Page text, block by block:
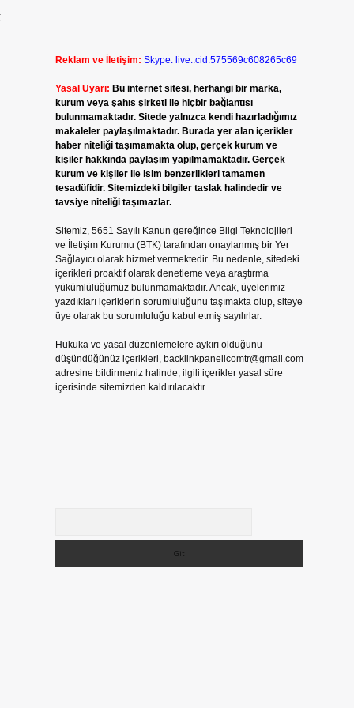
Reklam ve İletişim: Skype: live:.cid.575569c608265c69
Yasal Uyarı: Bu internet sitesi, herhangi bir marka,
kurum veya şahıs şirketi ile hiçbir bağlantısı
bulunmamaktadır. Sitede yalnızca kendi hazırladığımız
makaleler paylaşılmaktadır. Burada yer alan içerikler
haber niteliği taşımamakta olup, gerçek kurum ve
kişiler hakkında paylaşım yapılmamaktadır. Gerçek
kurum ve kişiler ile isim benzerlikleri tamamen
tesadüfidir. Sitemizdeki bilgiler taslak halindedir ve
tavsiye niteliği taşımazlar.
Sitemiz, 5651 Sayılı Kanun gereğince Bilgi Teknolojileri
ve İletişim Kurumu (BTK) tarafından onaylanmış bir Yer
Sağlayıcı olarak hizmet vermektedir. Bu nedenle, sitedeki
içerikleri proaktif olarak denetleme veya araştırma
yükümlülüğümüz bulunmamaktadır. Ancak, üyelerimiz
yazdıkları içeriklerin sorumluluğunu taşımakta olup, siteye
üye olarak bu sorumluluğu kabul etmiş sayılırlar.
Hukuka ve yasal düzenlemelere aykırı olduğunu
düşündüğünüz içerikleri, backlinkpanelicomtr@gmail.com
adresine bildirmeniz halinde, ilgili içerikler yasal süre
içerisinde sitemizden kaldırılacaktır.